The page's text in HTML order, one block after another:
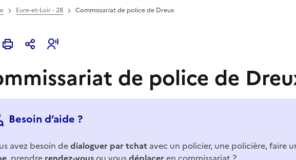
Eure-et-Loir - 28 Commissariat de police de Dreux
de police de
Besoin d’aide ?
avez besoin dedialoguer par tchat avec un policier, une policière, faire